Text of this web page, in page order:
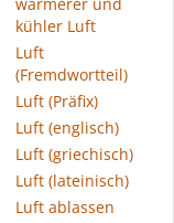
kühler Luft
Luft
(Fremdwortteil)
Luft (Präfix)
Luft (englisch)
Luft (griechisch)
Luft (lateinisch)
Luft ablassen